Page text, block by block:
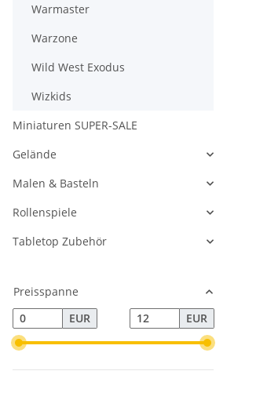
Warmaster
Warzone
Wild West Exodus
Wizkids
Miniaturen SUPER-SALE
Gelände
Malen & Basteln
Rollenspiele
Tabletop Zubehör
Preisspanne
EUR
EUR